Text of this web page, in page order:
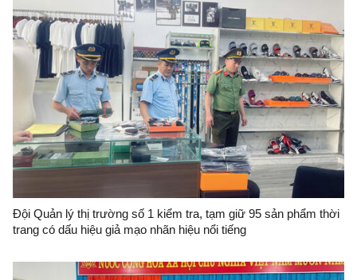
Đội Quản lý thị trường số 1 kiểm tra, tạm giữ 95 sản phẩm thời
trang có dấu hiệu giả mạo nhãn hiệu nổi tiếng